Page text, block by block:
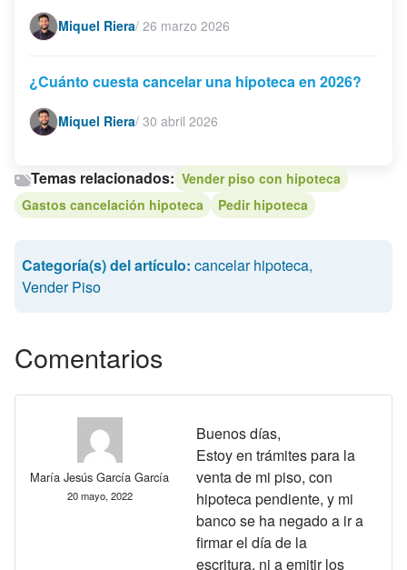
Miquel Riera/ 26 marzo 2026
¿Cuánto cuesta cancelar una hipoteca en 2026?
Miquel Riera/ 30 abril 2026
Temas relacionados: Vender piso con hipoteca
Gastos cancelación hipoteca
Pedir hipoteca
Categoría(s) del artículo: cancelar hipoteca,
Vender Piso
Comentarios
María Jesús García García
20 mayo, 2022
Buenos días,
Estoy en trámites para la
venta de mi piso, con
hipoteca pendiente, y mi
banco se ha negado a ir a
firmar el día de la
escritura, ni a emitir los